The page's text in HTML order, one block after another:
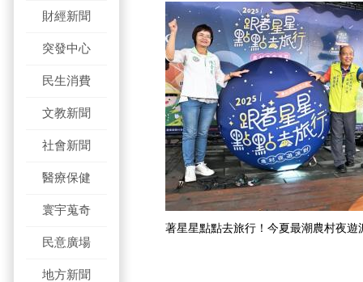
財經新聞
突發中心
民生消費
文教新聞
社會新聞
醫療保健
寰宇蒐奇
民意廣場
地方新聞
著星星點點去旅行！今夏最潮農村夜遊